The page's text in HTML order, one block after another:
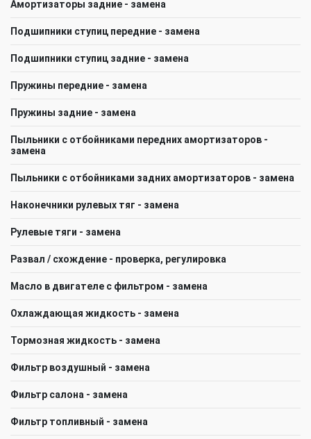
Амортизаторы задние - замена
Подшипники ступиц передние - замена
Подшипники ступиц задние - замена
Пружины передние - замена
Пружины задние - замена
Пыльники с отбойниками передних амортизаторов -
замена
Пыльники с отбойниками задних амортизаторов - замена
Наконечники рулевых тяг - замена
Рулевые тяги - замена
Развал / схождение - проверка, регулировка
Масло в двигателе с фильтром - замена
Охлаждающая жидкость - замена
Тормозная жидкость - замена
Фильтр воздушный - замена
Фильтр салона - замена
Фильтр топливный - замена